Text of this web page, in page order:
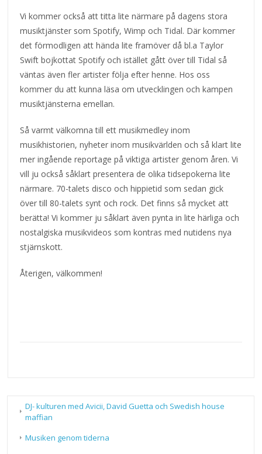
Vi kommer också att titta lite närmare på dagens stora
musiktjänster som Spotify, Wimp och Tidal. Där kommer
det förmodligen att hända lite framöver då bl.a Taylor
Swift bojkottat Spotify och istället gått över till Tidal så
väntas även fler artister följa efter henne. Hos oss
kommer du att kunna läsa om utvecklingen och kampen
musiktjänsterna emellan.
Så varmt välkomna till ett musikmedley inom
musikhistorien, nyheter inom musikvärlden och så klart lite
mer ingående reportage på viktiga artister genom åren. Vi
vill ju också såklart presentera de olika tidsepokerna lite
närmare. 70-talets disco och hippietid som sedan gick
över till 80-talets synt och rock. Det finns så mycket att
berätta! Vi kommer ju såklart även pynta in lite härliga och
nostalgiska musikvideos som kontras med nutidens nya
stjärnskott.
Återigen, välkommen!
DJ- kulturen med Avicii, David Guetta och Swedish house
maffian
Musiken genom tiderna